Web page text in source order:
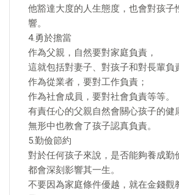
他豁達大度的人生態度，也會對孩子
響。
4.勇於擔當
作為父親，自然要對家庭負責，
這就包括對妻子、對孩子和對長輩負
作為從業者，要對工作負責；
作為社會成員，要對社會負責等等。
有責任心的父親自然會關心孩子的健
無形中也教會了孩子認真負責。
5.勤儉節約
對於任何孩子來說，是否能夠養成勤
都會深刻影響其一生。
不要因為家庭條件優越，就在金錢觀